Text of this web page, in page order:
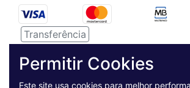
Transferência
Permitir Cookies
Este site usa cookies para melhor